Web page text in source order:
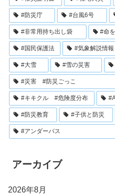
#防災庁 #台風6号
#非常用持ち出し袋 #命
#国民保護法 #気象解説情報
#大雪 #雪の災害
#災害 #防災ごっこ
#キキクル #危険度分布
#防災教育 #子供と防災
#アンダーパス
アーカイブ
2026年8月